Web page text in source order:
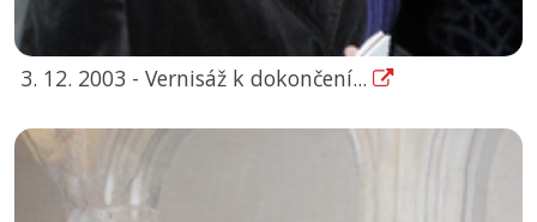
3. 12. 2003 - Vernisáž k dokončení...